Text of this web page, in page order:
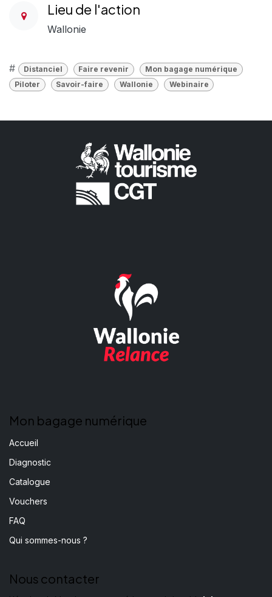
Lieu de l'action
Wallonie
# Distanciel Faire revenir
Mon bagage numérique
Piloter
Savoir-faire Wallonie Webinaire
Mon bagage numérique
Accueil
Diagnostic
Catalogue
Vouchers
FAQ
Qui sommes-nous ?
Nous contacter